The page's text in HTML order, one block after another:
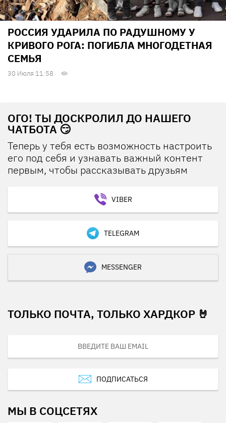
РОССИЯ УДАРИЛА ПО РАДУШНОМУ У
КРИВОГО РОГА: ПОГИБЛА МНОГОДЕТНАЯ
СЕМЬЯ
30 Июля 11:58
ОГО! ТЫ ДОСКРОЛИЛ ДО НАШЕГО
ЧАТБОТА 😏
Теперь у тебя есть возможность настроить
его под себя и узнавать важный контент
первым, чтобы рассказывать друзьям
VIBER
TELEGRAM
MESSENGER
ТОЛЬКО ПОЧТА, ТОЛЬКО ХАРДКОР 🤘
ПОДПИСАТЬСЯ
МЫ В СОЦСЕТЯХ